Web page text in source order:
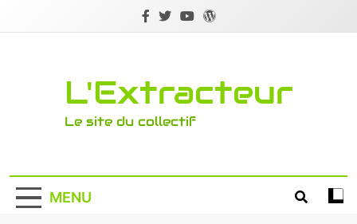
L'Extracteur
Le site du collectif
MENU